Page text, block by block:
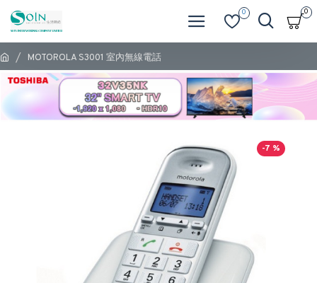
0 0
MOTOROLA S3001 室內無線電話
-7 %